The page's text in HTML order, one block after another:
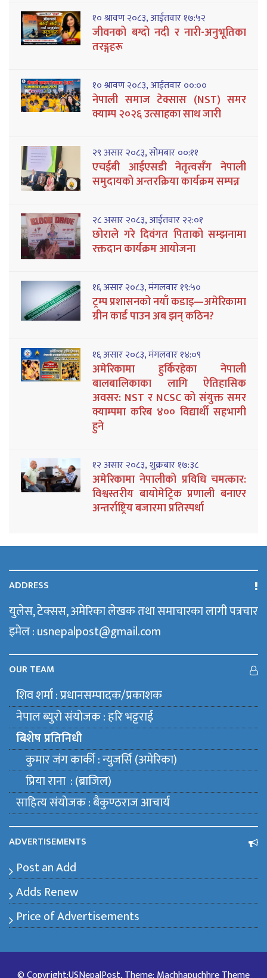
१० श्रावण २०८३, आईतवार १७:५२
जीवनको बग्दो नदी र नारी-अनुभूतिका
तरङ्गहरू
१० श्रावण २०८३, आईतवार ००:००
नेपाली समाज टेक्सास (NST) समर
क्याम्प २०२६ उत्साहका साथ जारी
२९ असार २०८३, सोमबार ००:११
एचईबी आईएसडी नेतृत्वसँग नेपाली
समुदायको अन्तरक्रिया कार्यक्रम सम्पन्न
२८ असार २०८३, आईतवार २२:०१
छोराले गरे दिवंगत पिताको सम्झनामा
रक्तदान कार्यक्रम आयोजना
१६ असार २०८३, मंगलवार १९:५०
ट्रम्प प्रशासनको नयाँ कडाइ—अमेरिकामा
ग्रीन कार्ड पाउन अब झन् कठिन?
१६ असार २०८३, मंगलवार १४:०९
अमेरिकामा हुर्किरहेका नेपाली
बालबालिकाका लागि ऐतिहासिक
अवसर: NST र NCSC को संयुक्त समर
क्याम्पमा करिब ४०० विद्यार्थी सहभागी
हुने
१२ असार २०८३, शुक्रबार १७:३८
अमेरिकामा नेपालीको प्रविधि चमत्कार:
विश्वस्तरीय बायोमेट्रिक प्रणाली बनाएर
अन्तर्राष्ट्रिय बजारमा प्रतिस्पर्धा
ADDRESS
युलेस, टेक्सस, अमेरिका लेखक तथा समाचारका लागी पत्रचार
इमेल : usnepalpost@gmail.com
OUR TEAM
शिव शर्मा : प्रधानसम्पादक/प्रकाशक
नेपाल ब्युराे संयाेजक : हरि भट्टराई
बिशेष प्रतिनिधी
कुमार जंग कार्की : न्युजर्सि (अमेरिका)
प्रिया राना : (ब्राजिल)
साहित्य संयाेजक : बैकुण्ठराज आचार्य
ADVERTISEMENTS
Post an Add
Adds Renew
Price of Advertisements